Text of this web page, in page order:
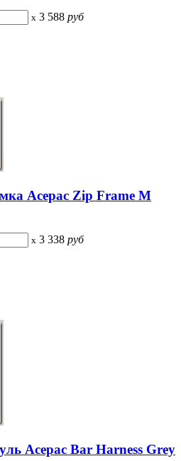
x 3 588 руб
Acepac Zip Frame M
x 3 338 руб
Acepac Bar Harness Grey